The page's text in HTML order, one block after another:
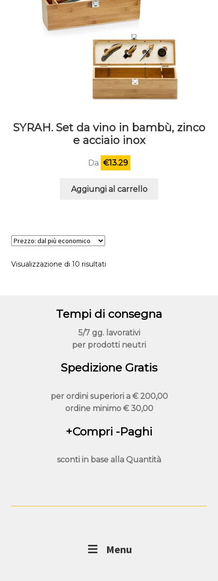
SYRAH. Set da vino in bambù, zinco
e acciaio inox
Da €13.29
Aggiungi al carrello
Visualizzazione di 10 risultati
Tempi di consegna
5/7 gg. lavorativi
per prodotti neutri
Spedizione Gratis
per ordini superiori a € 200,00
ordine minimo€ 30,00
+Compri -Paghi
sconti in base alla Quantità
Menu